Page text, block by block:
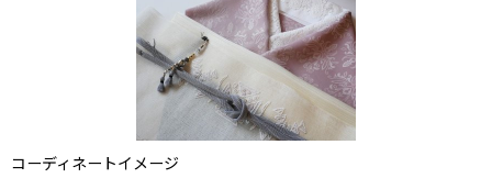
コーディネートイメージ